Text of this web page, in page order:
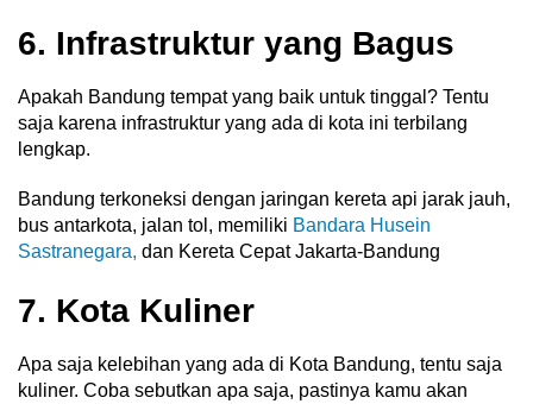
6. Infrastruktur yang Bagus
Apakah Bandung tempat yang baik untuk tinggal? Tentu
saja karena infrastruktur yang ada di kota ini terbilang
lengkap.
Bandung terkoneksi dengan jaringan kereta api jarak jauh,
bus antarkota, jalan tol, memiliki Bandara Husein
Sastranegara, dan Kereta Cepat Jakarta-Bandung
7. Kota Kuliner
Apa saja kelebihan yang ada di Kota Bandung, tentu saja
kuliner. Coba sebutkan apa saja, pastinya kamu akan